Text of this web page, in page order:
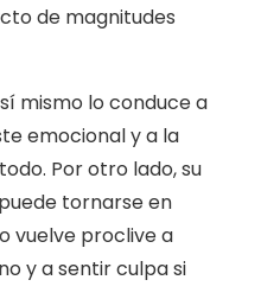
de magnitudes
mismo lo conduce a
emocional y a la
Por otro lado, su
tornarse en
vuelve proclive a
y a sentir culpa si